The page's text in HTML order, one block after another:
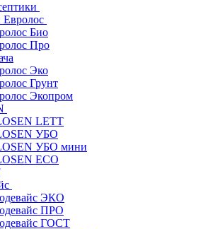
Био
Про
Эко
Грунт
Экопром
LETT
УБО
УБО мини
ECO
ЭКО
ПРО
ГОСТ